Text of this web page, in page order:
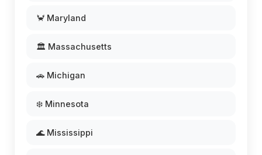
🦀 Maryland
🏛️ Massachusetts
🚗 Michigan
❄️ Minnesota
🌊 Mississippi